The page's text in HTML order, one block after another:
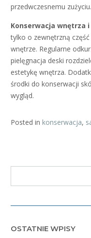
przedwczesnemu zużyciu.
Konserwacja wnętrza
tylko o zewnętrzną
wnętrze. Regularne
pielęgnacja deski
estetykę wnętrza.
środki do konserwacji
wygląd.
Posted in konserwacja,
OSTATNIE WPISY